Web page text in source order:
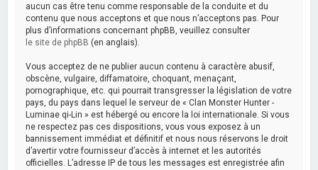
aucun cas être tenu comme responsable de la conduite et du
contenu que nous acceptons et que nous n’acceptons pas. Pour
plus d’informations concernant phpBB, veuillez consulter
le site de phpBB (en anglais).
Vous acceptez de ne publier aucun contenu à caractère abusif,
obscène, vulgaire, diffamatoire, choquant, menaçant,
pornographique, etc. qui pourrait transgresser la législation de votre
pays, du pays dans lequel le serveur de « Clan Monster Hunter -
Luminae qi-Lin » est hébergé ou encore la loi internationale. Si vous
ne respectez pas ces dispositions, vous vous exposez à un
bannissement immédiat et définitif et nous nous réservons le droit
d’avertir votre fournisseur d’accès à internet et les autorités
officielles. L’adresse IP de tous les messages est enregistrée afin